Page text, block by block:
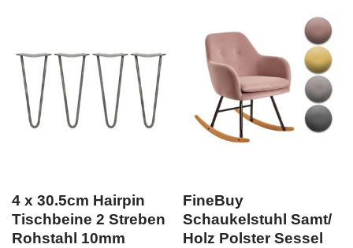
4 x 30.5cm Hairpin
Tischbeine 2 Streben
Rohstahl 10mm
FineBuy
Schaukelstuhl Samt/
Holz Polster Sessel